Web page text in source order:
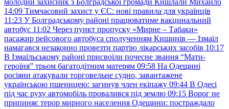
молодий захисник з Болградської громади Кишлали Михайло
14:09 Тимчасовий захист у ЄС: нові правила для українців
11:23 У Болградському районі працюватиме вакцинальний
автобус 11:02 Через пункт пропуску «Мирне – Табаки»
пасажир рейсового автобуса сполученням Кишинів — Ізмаїл
намагався незаконно провезти партію лікарських засобів 10:17
В Ізмаїльському районі присвоїли почесне звання “Мати-
героїня” трьом багатодітним матерям 09:58 На Одещині
росіяни атакували торговельне судно, завантажене
українською пшеницею: загинув член екіпажу 09:44 В Одесі
під час руху автомобіль провалився під землю 09:15 Ворог не
припиняє терор мирного населення Одещини: постраждало